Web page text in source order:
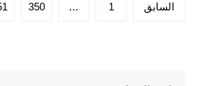
السابق 1
…
350